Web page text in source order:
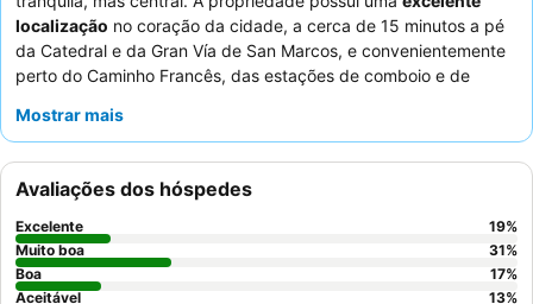
localização no coração da cidade, a cerca de 15 minutos a pé
da Catedral e da Gran Vía de San Marcos, e convenientemente
perto do Caminho Francês, das estações de comboio e de
funcionários do hotel
com uma seleção variada que inclui opções para hóspedes
celíacos e um notável bolo de maçã. Para uma estadia mais
confortável, considere pedir um quarto que não dê para a rua
para mitigar o ruído potencial.
Mostrar mais
Avaliações dos hóspedes
Excelente 19%
Muito boa
31%
Boa
17%
Aceitável
13%